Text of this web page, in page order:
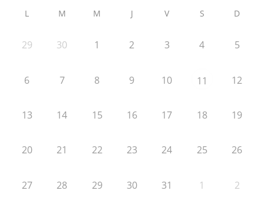
L M M J V S D
29 30 1 2 3 4 5
6 7 8 9 10 11 12
13 14 15 16 17 18 19
20 21 22 23 24 25 26
27 28 29 30 31 1 2